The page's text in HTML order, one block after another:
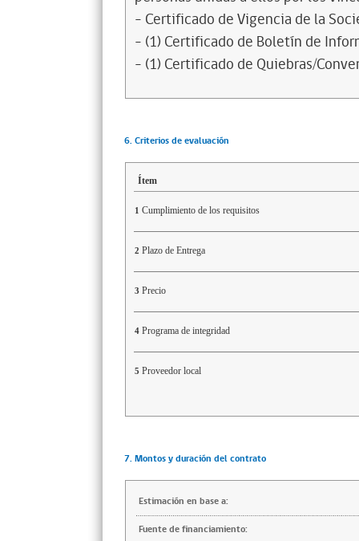
- Certificado de Vigencia de la
- (1) Certificado de Boletín de
- (1) Certificado de Quiebras/
6. Criterios de evaluación
Ítem
1 Cumplimiento de los requisitos
2 Plazo de Entrega
3 Precio
4 Programa de integridad
5 Proveedor local
7. Montos y duración del contrato
Estimación en base a:
Fuente de financiamiento: